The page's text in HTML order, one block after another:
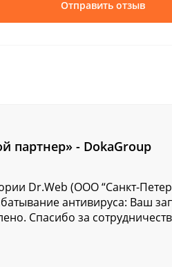
Отправить отзыв
партнер» - DokaGroup
Dr.Web (ООО “Санкт-
антивируса: Ваш
Спасибо за